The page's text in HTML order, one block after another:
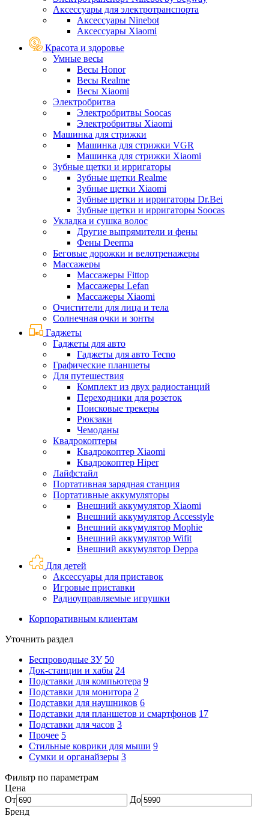
Аксессуары для электротранспорта
Аксессуары Ninebot
Аксессуары Xiaomi
Красота и здоровье
Умные весы
Весы Honor
Весы Realme
Весы Xiaomi
Электробритва
Электробритвы Soocas
Электробритвы Xiaomi
Машинка для стрижки
Машинка для стрижки VGR
Машинка для стрижки Xiaomi
Зубные щетки и ирригаторы
Зубные щетки Realme
Зубные щетки Xiaomi
Зубные щетки и ирригаторы Dr.Bei
Зубные щетки и ирригаторы Soocas
Укладка и сушка волос
Другие выпрямители и фены
Фены Deerma
Беговые дорожки и велотренажеры
Массажеры
Массажеры Fittop
Массажеры Lefan
Массажеры Xiaomi
Очистители для лица и тела
Солнечная очки и зонты
Гаджеты
Гаджеты для авто
Гаджеты для авто Tecno
Графические планшеты
Для путешествия
Комплект из двух радиостанций
Переходники для розеток
Поисковые трекеры
Рюкзаки
Чемоданы
Квадрокоптеры
Квадрокоптер Xiaomi
Квадрокоптер Hiper
Лайфстайл
Портативная зарядная станция
Портативные аккумуляторы
Внешний аккумулятор Xiaomi
Внешний аккумулятор Accesstyle
Внешний аккумулятор Mophie
Внешний аккумулятор Wifit
Внешний аккумулятор Deppa
Для детей
Аксессуары для приставок
Игровые приставки
Радиоуправляемые игрушки
Корпоративным клиентам
Уточнить раздел
Беспроводные ЗУ 50
Док-станции и хабы 24
Подставки для компьютера 9
Подставки для монитора 2
Подставки для наушников 6
Подставки для планшетов и смартфонов 17
Подставки для часов 3
Прочее 5
Стильные коврики для мыши 9
Сумки и органайзеры 3
Фильтр по параметрам
Цена
От
До
Бренд